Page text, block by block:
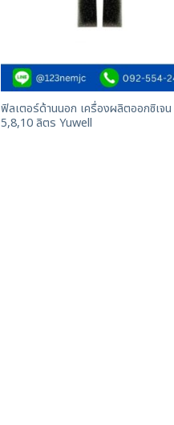
ฟิลเตอร์ด้านนอก เครื่องผลิตออกซิเจน
5,8,10 ลิตร Yuwell